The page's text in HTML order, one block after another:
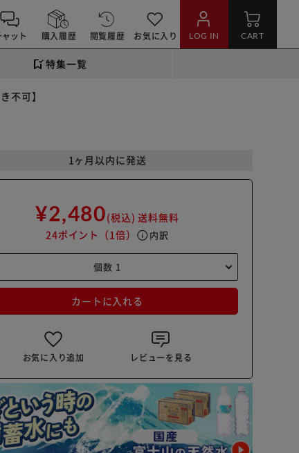
ャット 購入履歴 閲覧履歴 お気に入り LOG IN CART
特集一覧
不可】
1ヶ月以内に発送
¥2,480(税込) 送料無料
24ポイント （1倍） info 内訳
カートに入れる
お気に入り追加 レビューを見る